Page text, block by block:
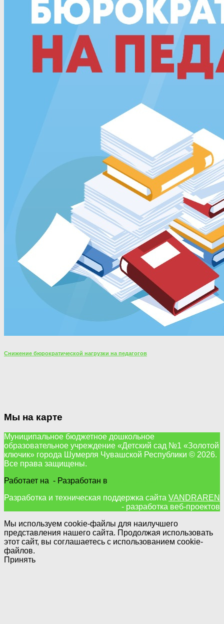
Снижение бюрократической нагрузки на педагогов
Мы на карте
Муниципальное бюджетное дошкольное
образовательное учреждение «Детский сад №1 «Золотой
ключик» города Шумерля Чувашской Республики © 2026.
Все права защищены.
Работает на - Разработан в
Разработка и техническая поддержка сайта VANDRAREN
- разработка веб-проектов
Мы используем cookie-файлы для наилучшего
представления нашего сайта. Продолжая использовать
этот сайт, вы соглашаетесь с использованием cookie-
файлов.
Принять